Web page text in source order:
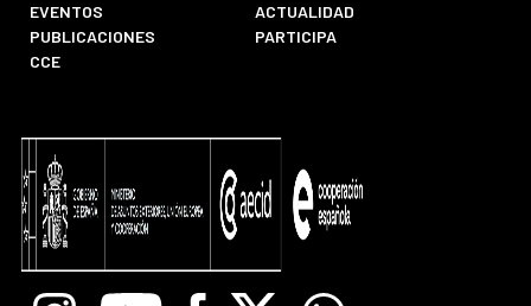
EVENTOS
ACTUALIDAD
PUBLICACIONES
PARTICIPA
CCE